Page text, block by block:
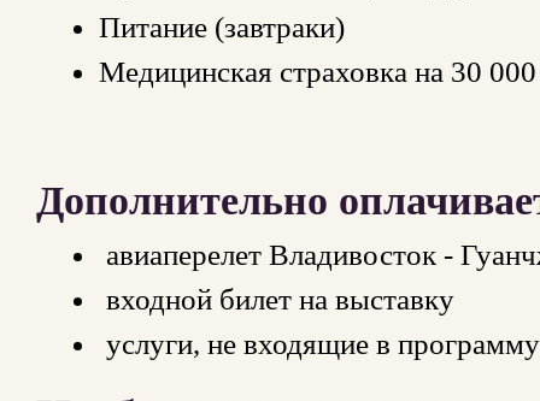
Питание (завтраки)
Медицинская страховка на 30
Дополнительно
авиаперелет Владивосток -
входной билет на выставку
услуги, не входящие в программу